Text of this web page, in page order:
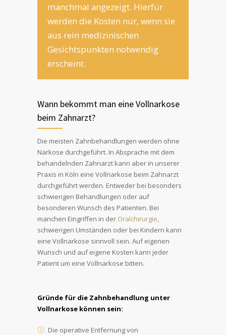
manchmal angezeigt. Hierfür
werden die Kosten nur, wenn sie
aus rein medizinischen
Gesichtspunkten notwendig
erscheint.
Wann bekommt man eine Vollnarkose
beim Zahnarzt?
Die meisten Zahnbehandlungen werden ohne
Narkose durchgeführt. In Absprache mit dem
behandelnden Zahnarzt kann aber in unserer
Praxis in Köln eine Vollnarkose beim Zahnarzt
durchgeführt werden. Entweder bei besonders
schwierigen Behandlungen oder auf
besonderen Wunsch des Patienten. Bei
manchen Eingriffen in der Oralchirurgie
schwierigen Umständen oder bei Kindern kann
eine Vollnarkose sinnvoll sein. Auf eigenen
Wunsch und auf eigene Kosten kann jeder
Patient um eine Vollnarkose bitten.
Gründe für die Zahnbehandlung unter
Vollnarkose können sein:
Die operative Entfernung von